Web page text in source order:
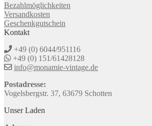
Bezahlmöglichkeiten
Versandkosten
Geschenkgutschein
Kontakt
+49 (0) 6044/951116
+49 (0) 151/61428128
info@monamie-vintage.de
Postadresse:
Vogelsbergstr. 37, 63679 Schotten
Unser Laden